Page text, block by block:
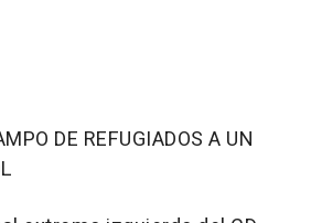
DE REFUGIADOS A UN